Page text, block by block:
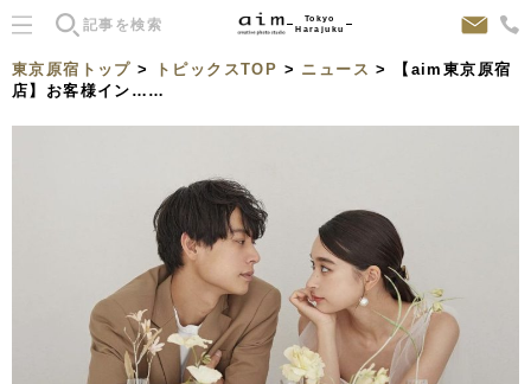
Tokyo
Harajuku
東京原宿トップ > トピックスTOP > ニュース > 【aim東京原宿
店】お客様イン……